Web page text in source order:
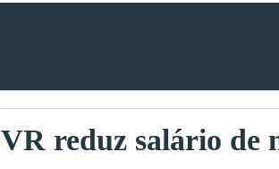
VR reduz salário de